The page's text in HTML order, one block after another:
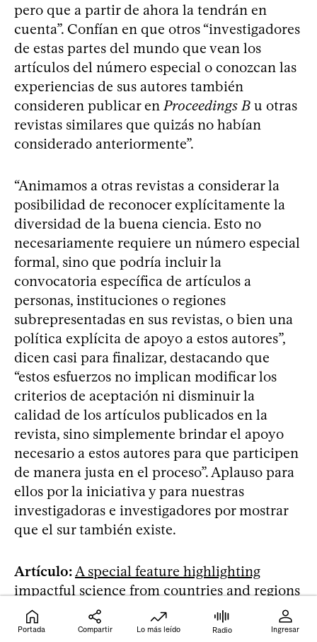
pero que a partir de ahora la tendrán en
cuenta”. Confían en que otros “investigadores
de estas partes del mundo que vean los
artículos del número especial o conozcan las
experiencias de sus autores también
consideren publicar en Proceedings B u otras
revistas similares que quizás no habían
considerado anteriormente”.
“Animamos a otras revistas a considerar la
posibilidad de reconocer explícitamente la
diversidad de la buena ciencia. Esto no
necesariamente requiere un número especial
formal, sino que podría incluir la
convocatoria específica de artículos a
personas, instituciones o regiones
subrepresentadas en sus revistas, o bien una
política explícita de apoyo a estos autores”,
dicen casi para finalizar, destacando que
“estos esfuerzos no implican modificar los
criterios de aceptación ni disminuir la
calidad de los artículos publicados en la
revista, sino simplemente brindar el apoyo
necesario a estos autores para que participen
de manera justa en el proceso”. Aplauso para
ellos por la iniciativa y para nuestras
investigadoras e investigadores por mostrar
que el sur también existe.
Artículo: A special feature highlighting
impactful science from countries and regions
underrepresented in
Proceedings of the Royal
Society B
Portada Compartir Lo más leído Radio Ingresar